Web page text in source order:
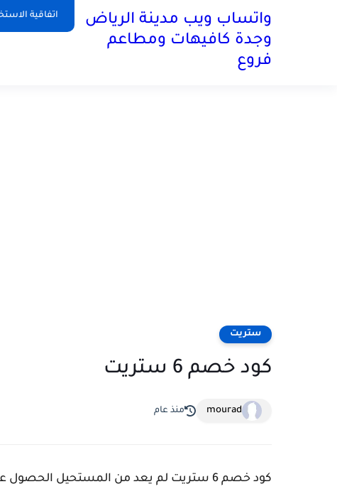
اتفاقية
واتساب ويب مدينة الرياض
وجدة كافيهات ومطاعم
فروع
ستريت
كود خصم 6 ستريت
mourad منذ عام
كود خصم 6 ستريت لم يعد من المستحيل